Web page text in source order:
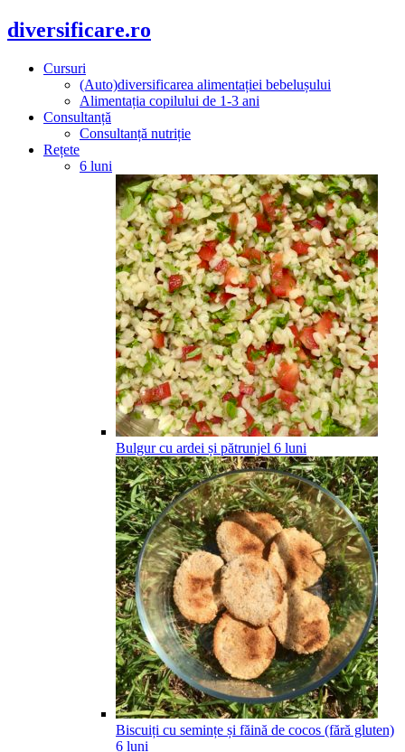
diversificare.ro
Cursuri
(Auto)diversificarea alimentației bebelușului
Alimentația copilului de 1-3 ani
Consultanță
Consultanță nutriție
Rețete
6 luni
Bulgur cu ardei și pătrunjel 6 luni
Biscuiți cu semințe și făină de cocos (fără gluten)
6 luni